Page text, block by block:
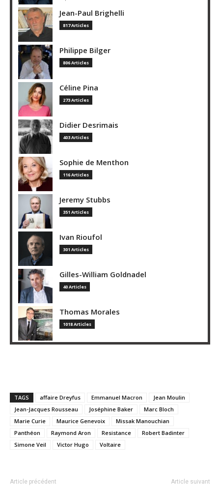
Jean-Paul Brighelli
817 Articles
Philippe Bilger
806 Articles
Céline Pina
273 Articles
Didier Desrimais
403 Articles
Sophie de Menthon
116 Articles
Jeremy Stubbs
351 Articles
Ivan Rioufol
301 Articles
Gilles-William Goldnadel
40 Articles
Thomas Morales
1018 Articles
TAGS affaire Dreyfus Emmanuel Macron
Jean Moulin
Jean-Jacques Rousseau
Joséphine Baker
Marc Bloch
Marie Curie
Maurice Genevoix
Missak Manouchian
Panthéon
Raymond Aron Resistance
Robert Badinter
Simone Veil
Victor Hugo Voltaire
Article précédent Article suivant